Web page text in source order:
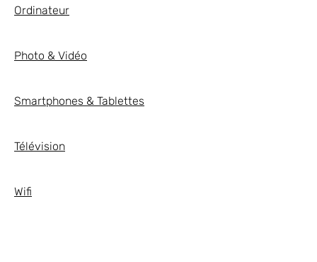
Ordinateur
Photo & Vidéo
Smartphones & Tablettes
Télévision
Wifi